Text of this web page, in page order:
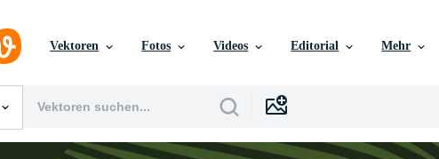
Vektoren Fotos Videos Editorial Mehr